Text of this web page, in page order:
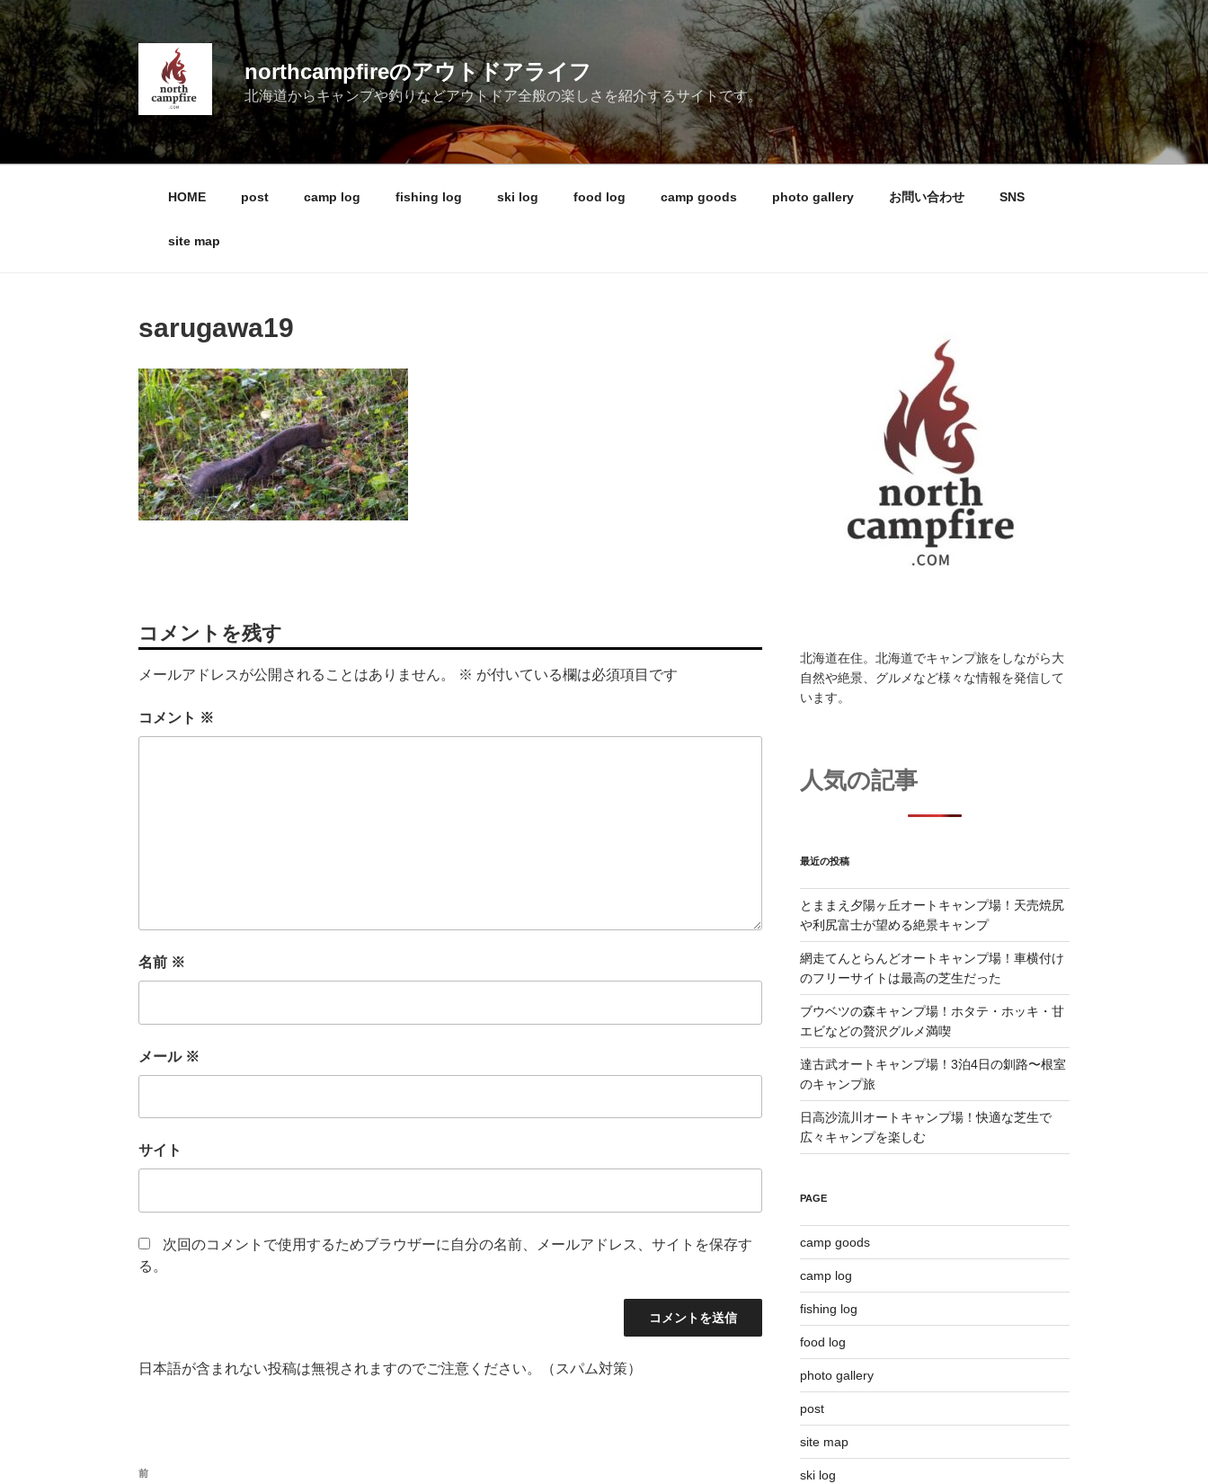
コ
ン
テ
ン
ツ
へ
キ
northcampfireのアウトドアライフ
北海道からキャンプや釣りなどアウトドア全般の楽しさを紹介するサイトです。
HOME post camp log fishing log ski log food log camp goods photo gallery お問い合わせ SNS
site map
sarugawa19
コメントを残す
メールアドレスが公開されることはありません。 ※ が付いている欄は必須項目です
コメント ※
名前 ※
メール ※
サイト
次回のコメントで使用するためブラウザーに自分の名前、メールアドレス、サイトを保存す
る。
日本語が含まれない投稿は無視されますのでご注意ください。（スパム対策）
投
前
前
北海道在住。北海道でキャンプ旅をしながら大
自然や絶景、グルメなど様々な情報を発信して
います。
人気の記事
最近の投稿
とままえ夕陽ヶ丘オートキャンプ場！天売焼尻
や利尻富士が望める絶景キャンプ
網走てんとらんどオートキャンプ場！車横付け
のフリーサイトは最高の芝生だった
ブウベツの森キャンプ場！ホタテ・ホッキ・甘
エビなどの贅沢グルメ満喫
達古武オートキャンプ場！3泊4日の釧路〜根室
のキャンプ旅
日高沙流川オートキャンプ場！快適な芝生で
広々キャンプを楽しむ
PAGE
camp goods
camp log
fishing log
food log
photo gallery
post
site map
ski log